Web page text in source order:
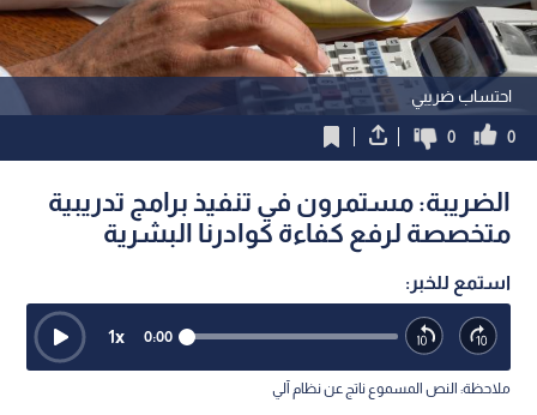
احتساب ضريبي
0
0
الضريبة: مستمرون في تنفيذ برامج تدريبية
متخصصة لرفع كفاءة كوادرنا البشرية
استمع للخبر:
0:00
1x
ملاحظة: النص المسموع ناتج عن نظام آلي